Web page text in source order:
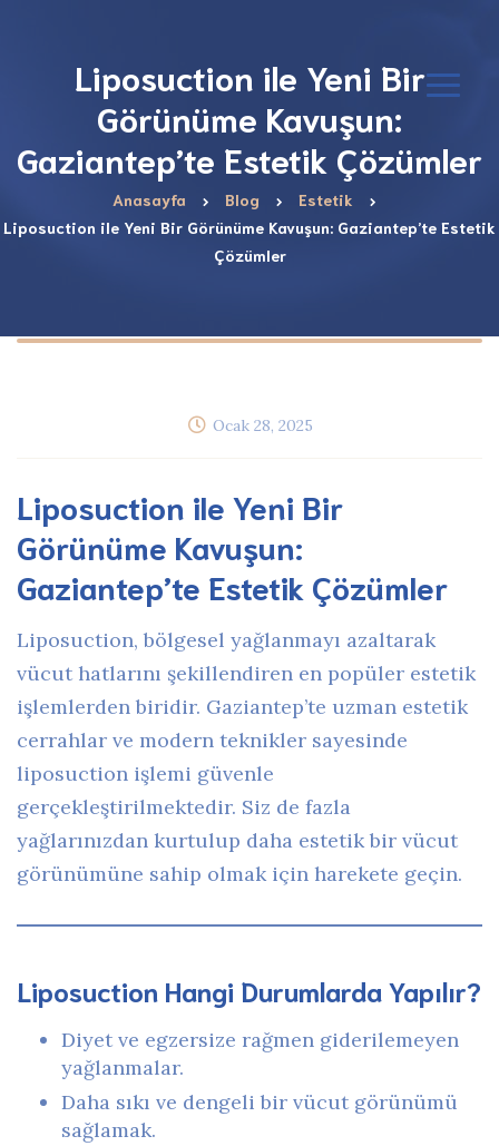
Liposuction ile Yeni Bir
Görünüme Kavuşun:
Gaziantep’te Estetik Çözümler
Anasayfa Blog
Estetik
Liposuction ile Yeni Bir Görünüme Kavuşun: Gaziantep’te Estetik
Çözümler
Ocak 28, 2025
Liposuction ile Yeni Bir
Görünüme Kavuşun:
Gaziantep’te Estetik Çözümler
Liposuction, bölgesel yağlanmayı azaltarak
vücut hatlarını şekillendiren en popüler estetik
işlemlerden biridir. Gaziantep’te uzman estetik
cerrahlar ve modern teknikler sayesinde
liposuction işlemi güvenle
gerçekleştirilmektedir. Siz de fazla
yağlarınızdan kurtulup daha estetik bir vücut
görünümüne sahip olmak için harekete geçin.
Liposuction Hangi Durumlarda Yapılır?
Diyet ve egzersize rağmen giderilemeyen
yağlanmalar.
Daha sıkı ve dengeli bir vücut görünümü
sağlamak.